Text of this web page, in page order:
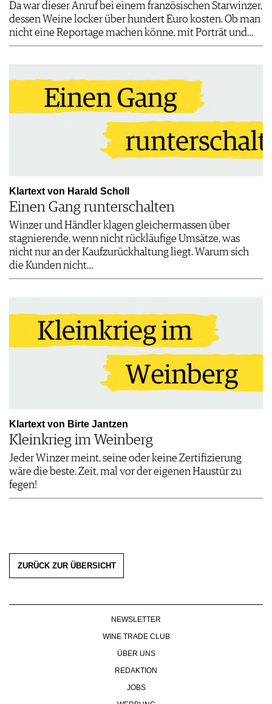
Da war dieser Anruf bei einem französischen Starwinzer,
dessen Weine locker über hundert Euro kosten. Ob man
nicht eine Reportage machen könne, mit Porträt und…
Klartext von Harald Scholl
Einen Gang runterschalten
Winzer und Händler klagen gleichermassen über
stagnierende, wenn nicht rückläufige Umsätze, was
nicht nur an der Kaufzurückhaltung liegt. Warum sich
die Kunden nicht…
Klartext von Birte Jantzen
Kleinkrieg im Weinberg
Jeder Winzer meint, seine oder keine Zertifizierung
wäre die beste. Zeit, mal vor der eigenen Haustür zu
fegen!
ZURÜCK ZUR ÜBERSICHT
NEWSLETTER
WINE TRADE CLUB
ÜBER UNS
REDAKTION
JOBS